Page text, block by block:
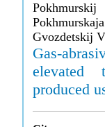
Gvozdetskij
Gas-
elevated
produced